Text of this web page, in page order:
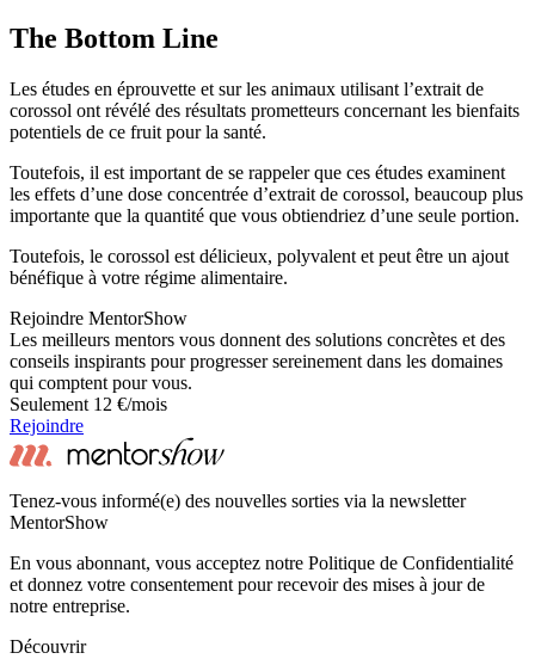
The Bottom Line
Les études en éprouvette et sur les animaux utilisant l’extrait de
corossol ont révélé des résultats prometteurs concernant les bienfaits
potentiels de ce fruit pour la santé.
Toutefois, il est important de se rappeler que ces études examinent
les effets d’une dose concentrée d’extrait de corossol, beaucoup plus
importante que la quantité que vous obtiendriez d’une seule portion.
Toutefois, le corossol est délicieux, polyvalent et peut être un ajout
bénéfique à votre régime alimentaire.
Rejoindre MentorShow
Les meilleurs mentors vous donnent des solutions concrètes et des
conseils inspirants pour progresser sereinement dans les domaines
qui comptent pour vous.
Seulement 12 €/mois
Rejoindre
Tenez-vous informé(e) des nouvelles sorties via la newsletter
MentorShow
En vous abonnant, vous acceptez notre Politique de Confidentialité
et donnez votre consentement pour recevoir des mises à jour de
notre entreprise.
Découvrir